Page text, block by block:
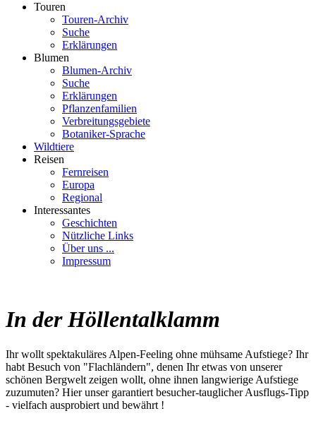
Touren
Touren-Archiv
Suche
Erklärungen
Blumen
Blumen-Archiv
Suche
Erklärungen
Pflanzenfamilien
Verbreitungsgebiete
Botaniker-Sprache
Wildtiere
Reisen
Fernreisen
Europa
Regional
Interessantes
Geschichten
Nützliche Links
Über uns ...
Impressum
In der Höllentalklamm
Ihr wollt spektakuläres Alpen-Feeling ohne mühsame Aufstiege? Ihr
habt Besuch von "Flachländern", denen Ihr etwas von unserer
schönen Bergwelt zeigen wollt, ohne ihnen langwierige Aufstiege
zuzumuten? Hier unser garantiert besucher-tauglicher Ausflugs-Tipp
- vielfach ausprobiert und bewährt !